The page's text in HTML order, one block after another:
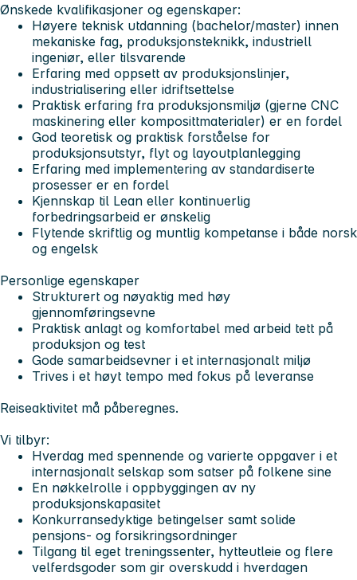
Ønskede kvalifikasjoner og egenskaper:
Høyere teknisk utdanning (bachelor/master) innen
mekaniske fag, produksjonsteknikk, industriell
ingeniør, eller tilsvarende
Erfaring med oppsett av produksjonslinjer,
industrialisering eller idriftsettelse
Praktisk erfaring fra produksjonsmiljø (gjerne CNC
maskinering eller komposittmaterialer) er en fordel
God teoretisk og praktisk forståelse for
produksjonsutstyr, flyt og layoutplanlegging
Erfaring med implementering av standardiserte
prosesser er en fordel
Kjennskap til Lean eller kontinuerlig
forbedringsarbeid er ønskelig
Flytende skriftlig og muntlig kompetanse i både norsk
og engelsk
Personlige egenskaper
Strukturert og nøyaktig med høy
gjennomføringsevne
Praktisk anlagt og komfortabel med arbeid tett på
produksjon og test
Gode samarbeidsevner i et internasjonalt miljø
Trives i et høyt tempo med fokus på leveranse
Reiseaktivitet må påberegnes.
Vi tilbyr:
Hverdag med spennende og varierte oppgaver i et
internasjonalt selskap som satser på folkene sine
En nøkkelrolle i oppbyggingen av ny
produksjonskapasitet
Konkurransedyktige betingelser samt solide
pensjons- og forsikringsordninger
Tilgang til eget treningssenter, hytteutleie og flere
velferdsgoder som gir overskudd i hverdagen